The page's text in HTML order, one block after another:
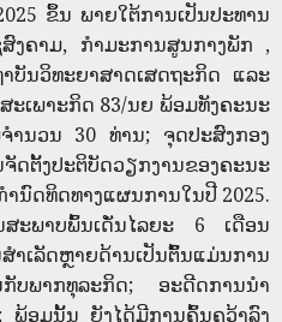
ຂຶ້ນ ພາຍໃຕ້ການເປັນປະທານ
ງຄາມ, ກໍາມະການສູນກາງພັກ ,
ບັນວິທະຍາສາດເສດຖະກິດ ແລະ
ເພາະກິດ 83/ນຍ ພ້ອມທັງຄະນະ
ານວນ 30 ທ່ານ; ຈຸດປະສົງກອງ
ດຕັ້ງປະຕິບັດວຽກງານຂອງຄະນະ
ນົດທິດທາງແຜນການໃນປີ 2025.
ສະພາບພົ້ນເດັ່ນໄລຍະ 6 ເດືອນ
າເລັດຫຼາຍດ້ານເປັນຕົົ້ນແມ່ນການ
ກັບພາກທຸລະກິດ; ອະດີດການນໍາ
ອມນັ້ນ ຍັງໄດ້ມີການຄົ້ນຄວ້າລົງ